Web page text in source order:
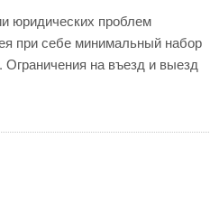
юридических проблем
при себе минимальный набор
на въезд и выезд